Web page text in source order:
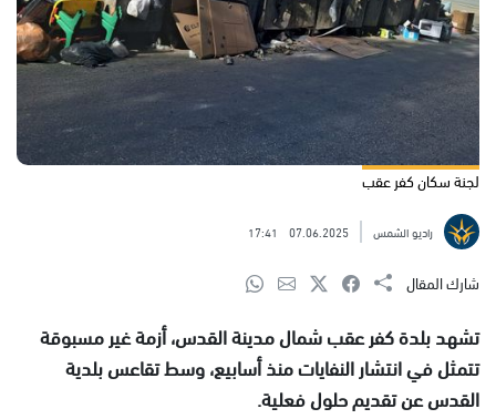
لجنة سكان كفر عقب
راديو الشمس 07.06.2025
17:41
شارك المقال
تشهد بلدة كفر عقب شمال مدينة القدس، أزمة غير مسبوقة
تتمثل في انتشار النفايات منذ أسابيع، وسط تقاعس بلدية
القدس عن تقديم حلول فعلية.